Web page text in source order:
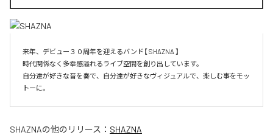
来年、デビュー３０周年を迎えるバンド【 SHAZNA 】
時代関係なく多幸感溢れるライブ空間を創り出しています。
自分達が好きな音を奏で、自分達が好きなヴィジュアルで、楽しむ事をモッ
SHAZNAの他のリリース： SHAZNA